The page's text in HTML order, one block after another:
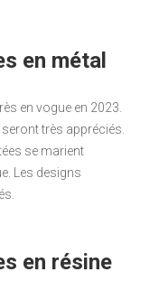
en métal
en vogue en 2023.
très appréciés.
se marient
Les designs
en résine